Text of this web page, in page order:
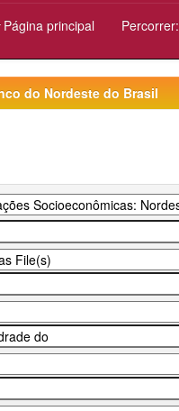
Página principal Percorrer:
do Nordeste do Brasil